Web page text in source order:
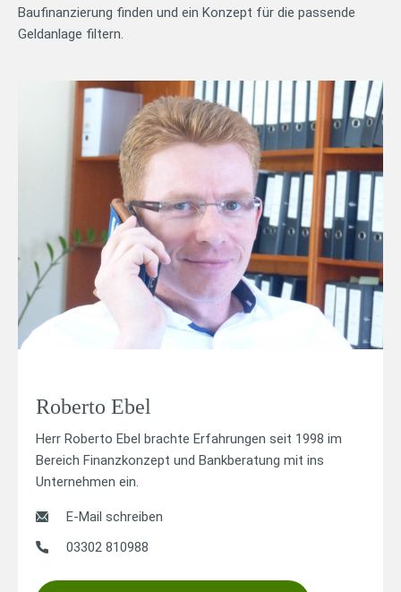
Baufinanzierung finden und ein Konzept für die passende
Geldanlage filtern.
Roberto Ebel
Herr Roberto Ebel brachte Erfahrungen seit 1998 im
Bereich Finanzkonzept und Bankberatung mit ins
Unternehmen ein.
E-Mail schreiben
03302 810988